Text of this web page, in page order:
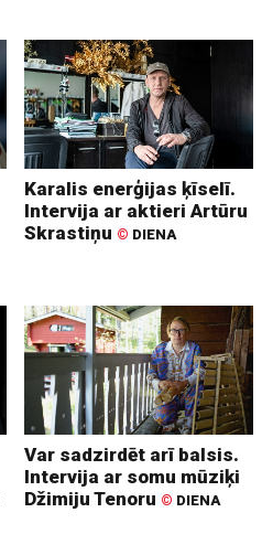
Karalis enerģijas ķīselī.
Intervija ar aktieri Artūru
Skrastiņu © DIENA
Var sadzirdēt arī balsis.
Intervija ar somu mūziķi
Džimiju Tenoru © DIENA